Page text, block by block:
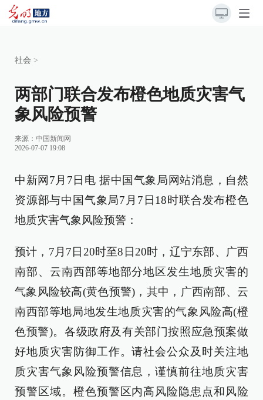
社会 >
两部门联合发布橙色地质灾害气
象风险预警
来源： 中国新闻网
2026-07-07 19:08
中新网7月7日电 据中国气象局网站消息，自然
资源部与中国气象局7月7日18时联合发布橙色
地质灾害气象风险预警：
预计，7月7日20时至8日20时，辽宁东部、广西
南部、云南西部等地部分地区发生地质灾害的
气象风险较高(黄色预警)，其中，广西南部、云
南西部等地局地发生地质灾害的气象风险高(橙
色预警)。各级政府及有关部门按照应急预案做
好地质灾害防御工作。请社会公众及时关注地
质灾害气象风险预警信息，谨慎前往地质灾害
预警区域。橙色预警区内高风险隐患点和风险